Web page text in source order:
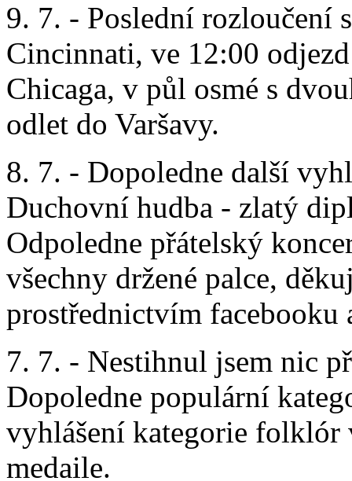
9. 7. - Poslední rozloučení
Cincinnati, ve 12:00
Chicaga, v půl osmé s
odlet do Varšavy.
8. 7. - Dopoledne další
Duchovní hudba - zlatý
Odpoledne přátelský
všechny držené palce,
prostřednictvím facebooku
7. 7. - Nestihnul jsem nic
Dopoledne populární
vyhlášení kategorie folklór
medaile.